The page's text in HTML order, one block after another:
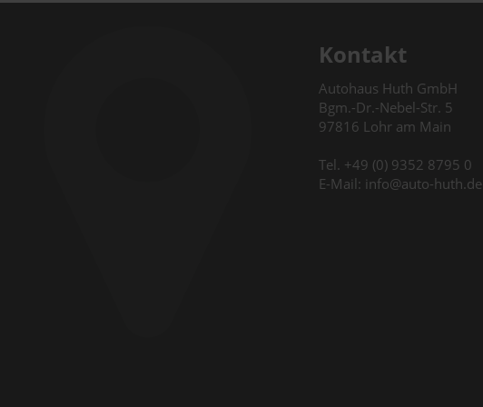
Kontakt
Autohaus Huth GmbH
Bgm.-Dr.-Nebel-Str. 5
97816 Lohr am Main
Tel. +49 (0) 9352 8795 0
E-Mail: info@auto-huth.de